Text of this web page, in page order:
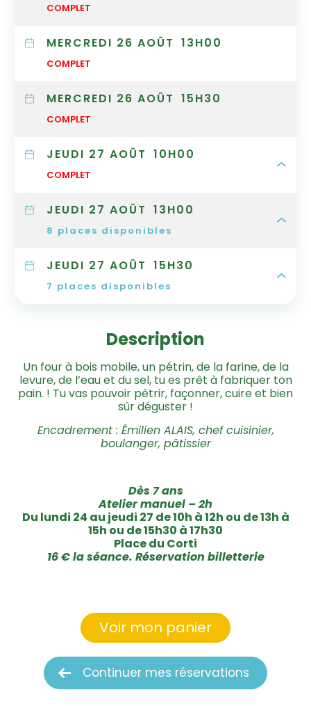
COMPLET
MERCREDI 26 AOÛT 13H00
COMPLET
MERCREDI 26 AOÛT 15H30
COMPLET
JEUDI 27 AOÛT 10H00
COMPLET
JEUDI 27 AOÛT 13H00
8 places disponibles
JEUDI 27 AOÛT 15H30
7 places disponibles
Description
Un four à bois mobile, un pétrin, de la farine, de la
levure, de l’eau et du sel, tu es prêt à fabriquer ton
pain. ! Tu vas pouvoir pétrir, façonner, cuire et bien
sûr déguster !
Encadrement : Émilien ALAIS, chef cuisinier,
boulanger, pâtissier
Dès 7 ans
Atelier manuel – 2h
Du lundi 24 au jeudi 27 de 10h à 12h ou de 13h à
15h ou de 15h30 à 17h30
Place du Corti
16 € la séance. Réservation billetterie
Continuer mes réservations
Voir mon panier